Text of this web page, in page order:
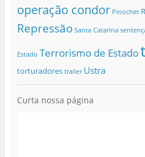
operação condor Pinochet
Repressão Santa Catarina
Estado Terrorismo de Estado
torturadores trailer Ustra
Curta nossa página